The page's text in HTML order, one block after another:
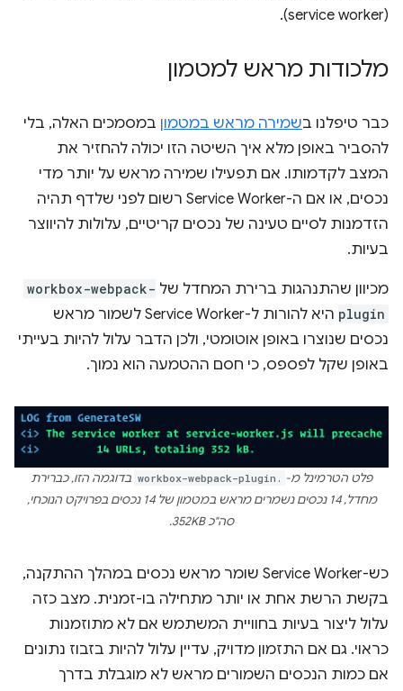
(service worker).
מלכודות מראש למטמון
כבר טיפלנו בשמירה מראש במטמון במסמכים האלה, בלי
להסביר באופן מלא איך השיטה הזו יכולה להחזיר את
המצב לקדמותו. אם תפעילו שמירה מראש על יותר מדי
נכסים, או אם ה-Service Worker רשום לפני שלדף תהיה
הזדמנות לסיים טעינה של נכסים קריטיים, עלולות להיווצר
בעיות.
מכיוון שהתנהגות ברירת המחדל של workbox-webpack-
plugin
היא להורות ל-Service Worker לשמור מראש
נכסים שנוצרו באופן אוטומטי, ולכן הדבר עלול להיות בעייתי
באופן שקל לפספס, כי חסם ההטמעה הוא נמוך.
פלט הטרמינל מ- workbox-webpack-plugin. בדוגמה הזו, כברירת
מחדל, 14 נכסים נשמרים מראש במטמון של 14 נכסים בפרויקט הנוכחי,
סה"כ 352KB.
כש-Service Worker שומר מראש נכסים במהלך ההתקנה,
בקשת הרשת אחת או יותר מתחילה בו-זמנית. מצב כזה
עלול ליצור בעיות בחוויית המשתמש אם לא מתוזמנות
כראוי. גם אם התזמון מדויק, עדיין עלול להיות בזבוז נתונים
אם כמות הנכסים השמורים מראש לא מוגבלת בדרך